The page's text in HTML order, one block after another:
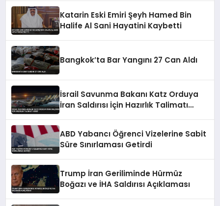
Katarin Eski Emiri Şeyh Hamed Bin
Halife Al Sani Hayatini Kaybetti
Bangkok’ta Bar Yangını 27 Can Aldı
İsrail Savunma Bakanı Katz Orduya
İran Saldırısı İçin Hazırlık Talimatı
ABD Yabancı Öğrenci Vizelerine Sabit
Süre Sınırlaması Getirdi
Trump İran Geriliminde Hürmüz
Boğazı ve İHA Saldırısı Açıklaması